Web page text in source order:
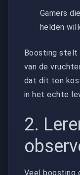
Gamers
helden
Boosting stelt
van de
dat dit ten
in het echte
2.
Veel boosting